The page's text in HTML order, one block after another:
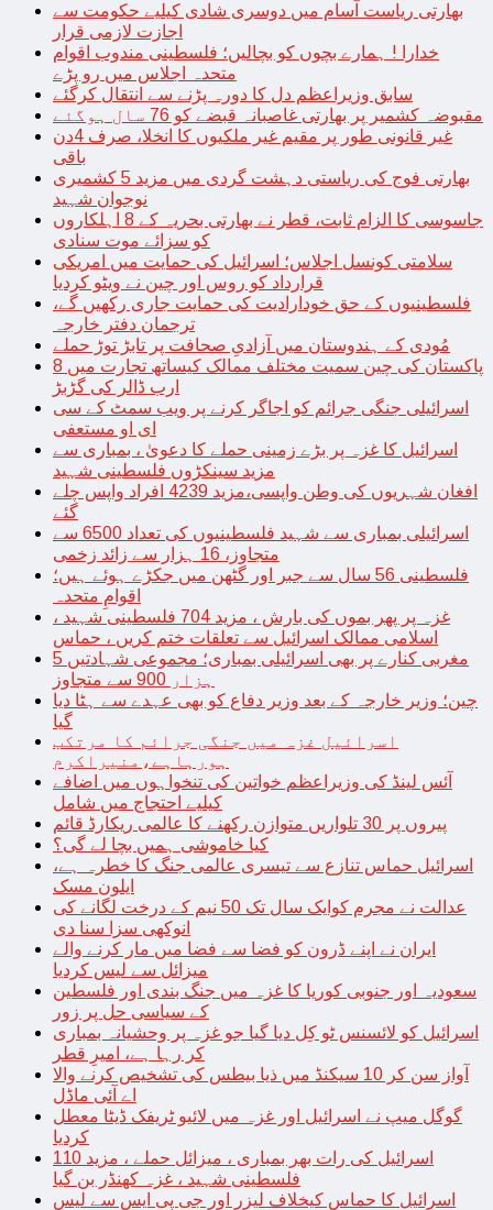
بھارتی ریاست آسام میں دوسری شادی کیلیے حکومت سے
اجازت لازمی قرار
خدارا ! ہمارے بچوں کو بچالیں؛ فلسطینی مندوب اقوام
متحدہ اجلاس میں رو پڑے
سابق وزیراعظم دل کا دورہ پڑنے سے انتقال کرگئے
مقبوضہ کشمیر پر بھارتی غاصبانہ قبضے کو 76 سال ہوگئے
غیر قانونی طور پر مقیم غیر ملکیوں کا انخلا، صرف 4دن
باقی
بھارتی فوج کی ریاستی دہشت گردی میں مزید 5 کشمیری
نوجوان شہید
جاسوسی کا الزام ثابت، قطر نے بھارتی بحریہ کے 8 اہلکاروں
کو سزائے موت سنادی
سلامتی کونسل اجلاس؛ اسرائیل کی حمایت میں امریکی
قرارداد کو روس اور چین نے ویٹو کردیا
فلسطینیوں کے حق خودارادیت کی حمایت جاری رکھیں گے،
ترجمان دفتر خارجہ
مُودی کے ہندوستان میں آزادیِ صحافت پر تابڑ توڑ حملے
پاکستان کی چین سمیت مختلف ممالک کیساتھ تجارت میں 8
ارب ڈالر کی گڑبڑ
اسرائیلی جنگی جرائم کو اجاگر کرنے پر ویب سمٹ کے سی
ای او مستعفی
اسرائیل کا غزہ پر بڑے زمینی حملے کا دعویٰ ، بمباری سے
مزید سینکڑوں فلسطینی شہید
افغان شہریوں کی وطن واپسی،مزید 4239 افراد واپس چلے
گئے
اسرائیلی بمباری سے شہید فلسطینیوں کی تعداد 6500 سے
متجاوز، 16 ہزار سے زائد زخمی
فلسطینی 56 سال سے جبر اور گٹھن میں جکڑے ہوئے ہیں؛
اقوامِ متحدہ
غزہ پر پھر بموں کی بارش ، مزید 704 فلسطینی شہید ،
اسلامی ممالک اسرائیل سے تعلقات ختم کریں ، حماس
مغربی کنارے پر بھی اسرائیلی بمباری؛ مجموعی شہادتیں 5
ہزار 900 سے متجاوز
چین؛ وزیر خارجہ کے بعد وزیر دفاع کو بھی عہدے سے ہٹا دیا
گیا
اسرائیل غزہ میں جنگی جرائم کا مرتکب
ہورہاہے،منیراکرم
آئس لینڈ کی وزیراعظم خواتین کی تنخواہوں میں اضافے
کیلیے احتجاج میں شامل
پیروں پر 30 تلواریں متوازن رکھنے کا عالمی ریکارڈ قائم
کیا خاموشی ہمیں بچا لے گی؟
اسرائیل حماس تنازع سے تیسری عالمی جنگ کا خطرہ ہے،
ایلون مسک
عدالت نے مجرم کوایک سال تک 50 نیم کے درخت لگانے کی
انوکھی سزا سنا دی
ایران نے اپنے ڈرون کو فضا سے فضا میں مار کرنے والے
میزائل سے لیس کردیا
سعودیہ اور جنوبی کوریا کا غزہ میں جنگ بندی اور فلسطین
کے سیاسی حل پر زور
اسرائیل کو لائسنس ٹو کِل دیا گیا جو غزہ پر وحشیانہ بمباری
کر رہا ہے، امیرِ قطر
آواز سن کر 10 سیکنڈ میں ذیا بیطس کی تشخیص کرنے والا
اے آئی ماڈل
گوگل میپ نے اسرائیل اور غزہ میں لائیو ٹریفک ڈیٹا معطل
کردیا
اسرائیل کی رات بھر بمباری ، میزائل حملے ، مزید 110
فلسطینی شہید ، غزہ کھنڈر بن گیا
اسرائیل کا حماس کیخلاف لیزر اور جی پی ایس سے لیس